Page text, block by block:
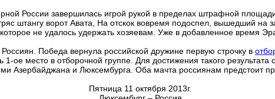
России завершилась игрой рукой в пределах штрафной
штангу ворот Авата, На отскок вовремя подоспел, вышедший на
не удалось удержать хозяевам. Уже в добавленное время
Победа вернула российcкой дружине первую строчку в
ое место в отборочной группе. Для достижения такого
Азербайджана и Люксембурга. Оба мачта россиянам предстоит
Пятница 11 октября 2013г.